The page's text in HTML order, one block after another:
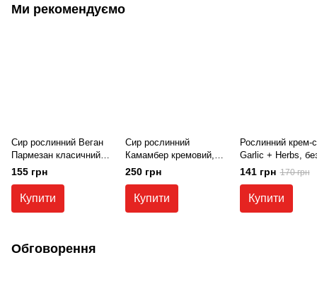
Ми рекомендуємо
Сир рослинний Веган
Пармезан класичний
без лактози, без
глютену, 80 г, Manteca
155 грн
Купити
Сир рослинний
Камамбер кремовий,
м'який без лактози,
веганський, 150 г,
VioLife
250 грн
Купити
Рослинний крем-
Garlic + Herbs,
лактози, 150 г,
141 грн 170 грн
Купити
Обговорення